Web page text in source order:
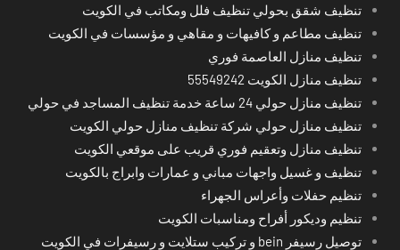
تنظيف شقق بحولي تنظيف فلل ومكاتب في الكويت
تنظيف مطاعم و كافيهات و مقاهي و مؤسسات في الكويت
تنظيف منازل العاصمة فوري
تنظيف منازل الكويت 55549242
تنظيف منازل حولي 24 ساعة خدمة تنظيف المساجد في حولي
تنظيف منازل حولي شركة تنظيف منازل حولي الكويت
تنظيف منازل وتعقيم فوري قريب على موقعي الكويت
تنظيف و غسيل واجهات مباني و عمارات وابراج بالكويت
تنظيم حفلات وأعراس الجهراء
تنظيم وديكور أفراح ومناسبات الكويت
توصيل رسيفر bein و تركيب ستلايت و رسيفرات في الكويت